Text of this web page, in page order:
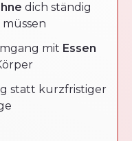
dich ständig
mit Essen
statt kurzfristiger